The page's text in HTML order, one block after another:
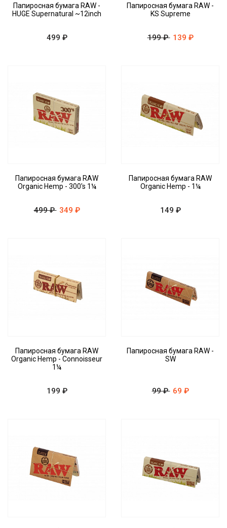
Папиросная бумага RAW -
HUGE Supernatural ~12inch
499 ₽
Папиросная бумага RAW -
KS Supreme
199 ₽ 139 ₽
Папиросная бумага RAW
Organic Hemp - 300's 1¼
499 ₽ 349 ₽
Папиросная бумага RAW
Organic Hemp - 1¼
149 ₽
Папиросная бумага RAW
Organic Hemp - Connoisseur
1¼
199 ₽
Папиросная бумага RAW -
SW
99 ₽ 69 ₽